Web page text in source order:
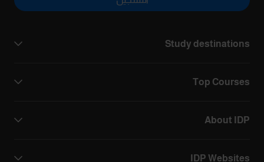
Study destinations
Top Courses
About IDP
IDP Websites